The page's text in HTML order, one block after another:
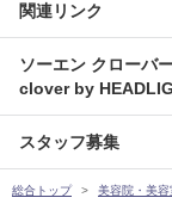
関連リンク
ソーエン クローバ
clover by
スタッフ募集
総合トップ 美容院・美